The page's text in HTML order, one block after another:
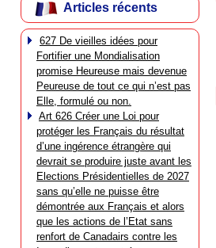
Articles récents
627 De vieilles idées pour
Fortifier une Mondialisation
promise Heureuse mais devenue
Peureuse de tout ce qui n’est pas
Elle, formulé ou non.
Art 626 Créer une Loi pour
protéger les Français du résultat
d’une ingérence étrangère qui
devrait se produire juste avant les
Elections Présidentielles de 2027
sans qu’elle ne puisse être
démontrée aux Français et alors
que les actions de l’Etat sans
renfort de Canadairs contre les